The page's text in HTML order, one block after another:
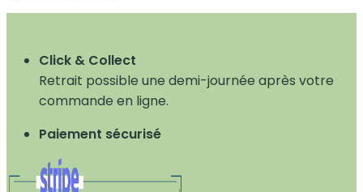
Click & Collect
Retrait possible une demi-journée après votre
commande en ligne.
Paiement sécurisé